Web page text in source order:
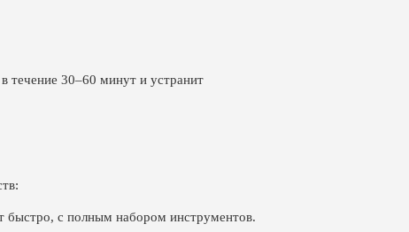
течение 30–60 минут и устранит
быстро, с полным набором инструментов.